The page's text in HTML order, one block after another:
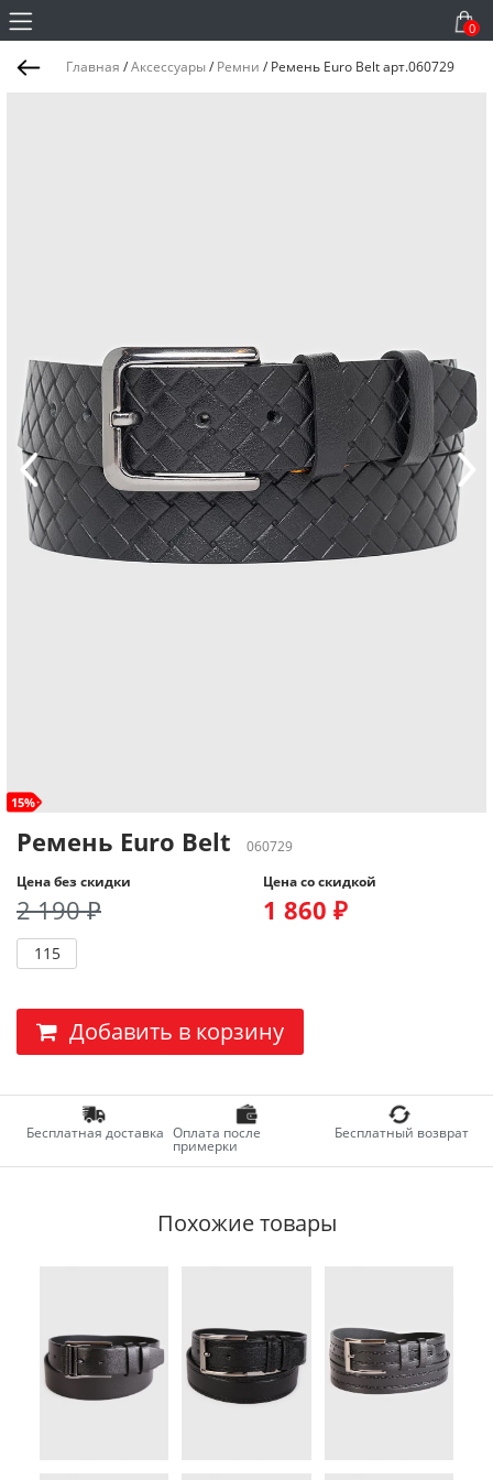
0
Главная /Аксессуары/ Ремни / Ремень Euro Belt арт.060729
15%
Ремень Euro Belt
060729
Цена без скидки
2 190 ₽
Цена со скидкой
1 860 ₽
115
Добавить в корзину
Бесплатная доставка Оплата после
примерки
Бесплатный возврат
Похожие товары